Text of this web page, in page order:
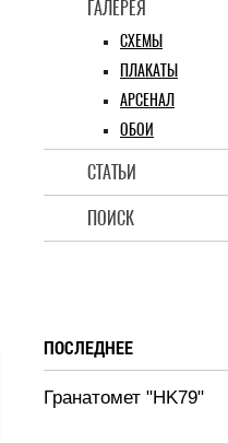
ГАЛЕРЕЯ
СХЕМЫ
ПЛАКАТЫ
АРСЕНАЛ
ОБОИ
СТАТЬИ
ПОИСК
ПОСЛЕДНЕЕ
Гранатомет "HK79"